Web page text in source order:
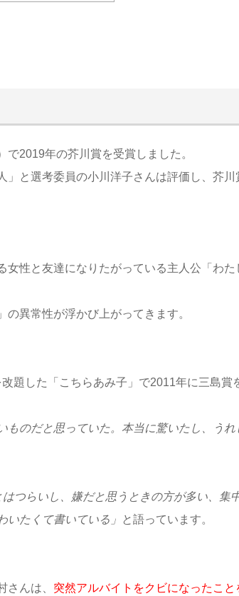
で2019年の芥川賞を受賞しました。
」と選考委員の小川洋子さんは評価し、芥川
性と友達になりたがっている主人公「わた
異常性が浮かび上がってきます。
題した「こちらあみ子」で2011年に三島賞
ものだと思っていた。本当に驚いたし、うれ
はつらいし、嫌だと思うときの方が多い、集
たくて書いている」
と語っています。
んは、 突然アルバイトをクビになったこと